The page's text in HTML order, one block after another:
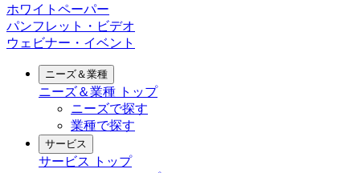
ホワイトペーパー
パンフレット・ビデオ
ウェビナー・イベント
ニーズ＆業種
ニーズ＆業種 トップ
ニーズで探す
業種で探す
サービス
サービス
トップ